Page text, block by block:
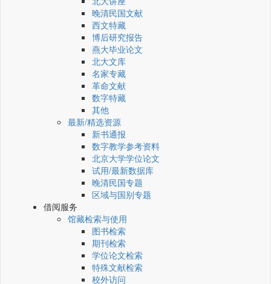
晚清民国文献
西文特藏
博后研究报告
燕大毕业论文
北大文库
名家专藏
革命文献
数字特藏
其他
最新/精选资源
新书通报
数字教学参考资料
北京大学学位论文
试用/最新数据库
晚清民国专题
区域与国别专题
借阅服务
馆藏检索与使用
图书检索
期刊检索
学位论文检索
特殊文献检索
校外访问